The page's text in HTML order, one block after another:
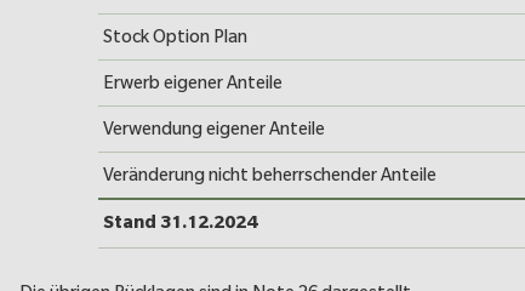
Stock Option Plan
Erwerb eigener Anteile
Verwendung eigener Anteile
Veränderung nicht beherrschender Anteile
Stand 31.12.2024